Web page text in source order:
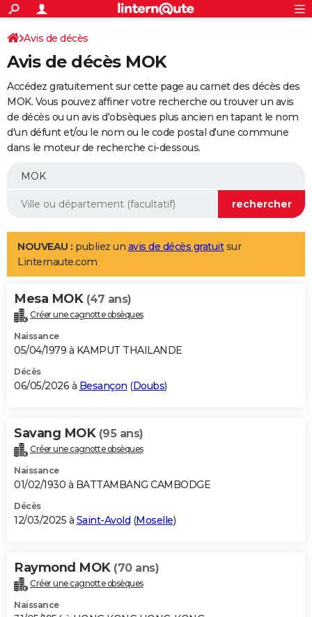
ACTUALITÉS
Politique
Société
Faits Divers
Education
Monde
Villes
+
SPORT
Coupe du monde 2026
Football
Tennis
Cyclisme
Rugby
Forum
Programme TV
TNT
Streaming
Cinéma
Sorties cinéma
Musique
+
FINANCE
Retraite
Impôts
Epargne
Immobilier
Risques naturels par ville
Banque
Assurance
Crédit
AUTO
Essais
Réserver un essai
Citadines
Berlines
SUV
Forum auto
+
Mobiles
Meilleur smartphone
Internet
Ordinateurs
Jeux vidéo
Guide high-tech
Aménagement intérieur
LIFESTYLE
Art de vivre
Bien-être
Loisirs
Mode
Modes de vie
Alimentation
Guide de la santé
Maladies
Médicaments
Sommeil
VOYAGE
Destinations
City break
Voyage nature
Voyage de noces
Forum
Climat
+PHOTO
GUIDES D'ACHAT
BONS PLANS
Carte de Noël
Carte Bonne année
Carte Saint-Valentin
Carte Pâques
Carte d'anniversaire
DICTIONNAIRE
Dictionnaire
Biographies
Citations
Expressions
Proverbes
PROGRAMME TV
S'inscrire
Se connecter
Lycées
Collèges
Primaires
Universités
Entreprises
Service militaire
Avis de recherche
AVIS DE DÉCÈS
Bricolage
Lifestyle
Culture
Sport
Auto
Television
Voyage
Cinema
Avis de décès
Avis de décès MOK
Accédez gratuitement sur cette page au carnet des décès des
MOK. Vous pouvez affiner votre recherche ou trouver un avis
de décès ou un avis d'obsèques plus ancien en tapant le nom
d'un défunt et/ou le nom ou le code postal d'une commune
dans le moteur de recherche ci-dessous.
NOUVEAU : publiez un avis de décès gratuitsur
Linternaute.com
Mesa MOK (47 ans)
Créer une cagnotte obsèques
Naissance
05/04/1979 à KAMPUT THAILANDE
Décès
06/05/2026 à Besançon (Doubs)
Savang MOK (95 ans)
Créer une cagnotte obsèques
Naissance
01/02/1930 à BATTAMBANG CAMBODGE
Décès
12/03/2025 à Saint-Avold (Moselle)
Raymond MOK (70 ans)
Créer une cagnotte obsèques
Naissance